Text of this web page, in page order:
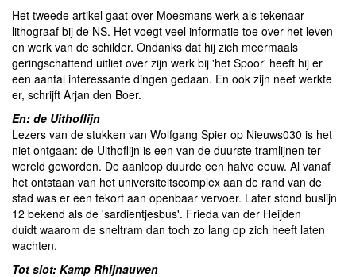
Het tweede artikel gaat over Moesmans werk als tekenaar-
lithograaf bij de NS. Het voegt veel informatie toe over het leven
en werk van de schilder. Ondanks dat hij zich meermaals
geringschattend uitliet over zijn werk bij 'het Spoor' heeft hij er
een aantal interessante dingen gedaan. En ook zijn neef werkte
er, schrijft Arjan den Boer.
En: de Uithoflijn
Lezers van de stukken van Wolfgang Spier op Nieuws030 is het
niet ontgaan: de Uithoflijn is een van de duurste tramlijnen ter
wereld geworden. De aanloop duurde een halve eeuw. Al vanaf
het ontstaan van het universiteitscomplex aan de rand van de
stad was er een tekort aan openbaar vervoer. Later stond buslijn
12 bekend als de 'sardientjesbus'. Frieda van der Heijden
duidt waarom de sneltram dan toch zo lang op zich heeft laten
wachten.
Tot slot: Kamp Rhijnauwen